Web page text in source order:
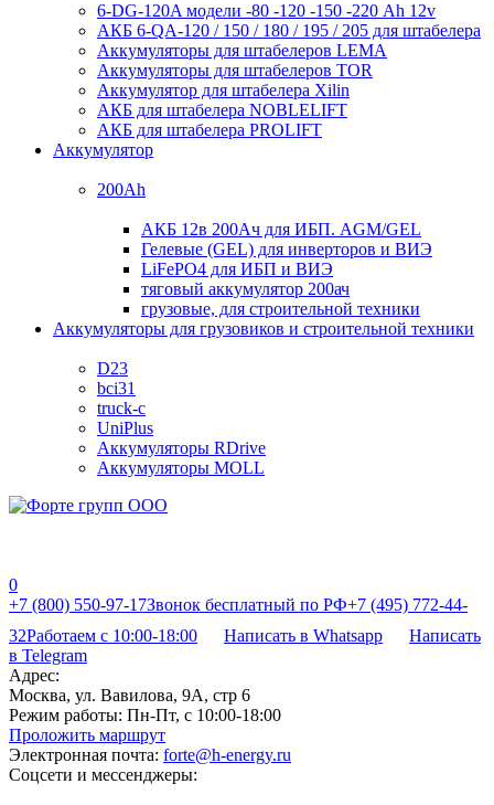
6-DG-120A модели -80 -120 -150 -220 Ah 12v
АКБ 6-QA-120 / 150 / 180 / 195 / 205 для штабелера
Аккумуляторы для штабелеров LEMA
Аккумуляторы для штабелеров TOR
Аккумулятор для штабелера Xilin
АКБ для штабелера NOBLELIFT
АКБ для штабелера PROLIFT
Аккумулятор
200Ah
АКБ 12в 200Ач для ИБП. AGM/GEL
Гелевые (GEL) для инверторов и ВИЭ
LiFePO4 для ИБП и ВИЭ
тяговый аккумулятор 200ач
грузовые, для строительной техники
Аккумуляторы для грузовиков и строительной техники
D23
bci31
truck-c
UniPlus
Аккумуляторы RDrive
Аккумуляторы MOLL
0
+7 (800) 550-97-17Звонок бесплатный по РФ+7 (495) 772-44-
32Работаем с 10:00-18:00 Написать в Whatsapp
Написать
в Telegram
Адрес:
Москва, ул. Вавилова, 9А, стр 6
Режим работы: Пн-Пт, с 10:00-18:00
Проложить маршрут
Электронная почта: forte@h-energy.ru
Соцсети и мессенджеры: